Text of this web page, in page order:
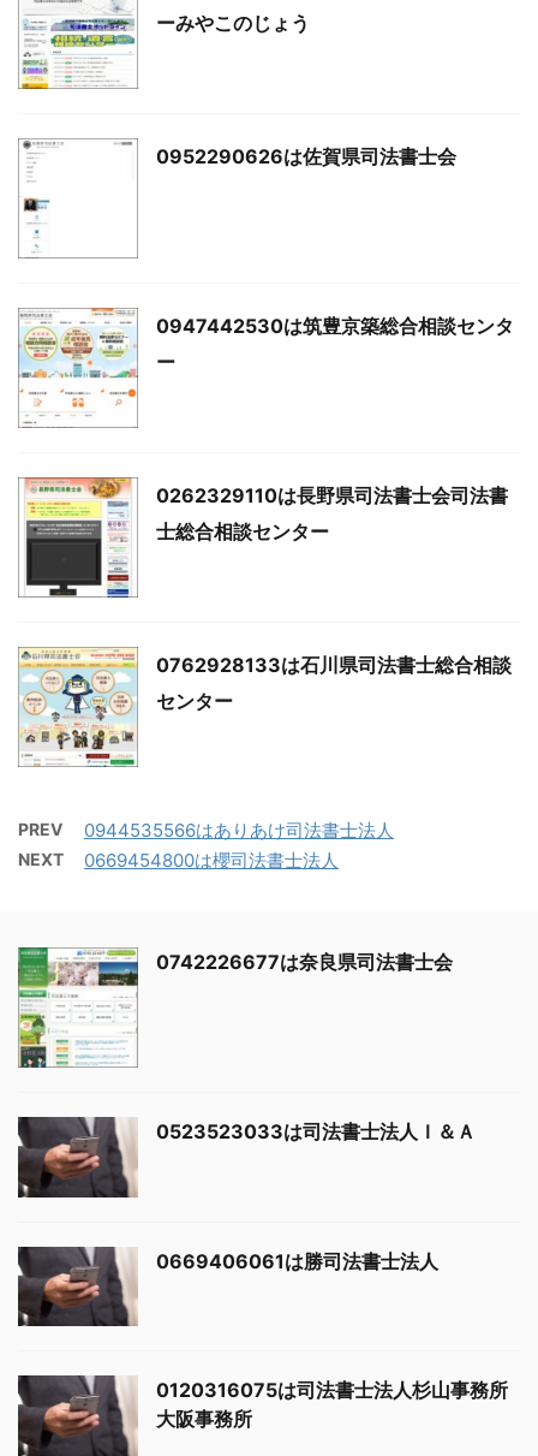
ーみやこのじょう
0952290626は佐賀県司法書士会
0947442530は筑豊京築総合相談センタ
ー
0262329110は長野県司法書士会司法書
士総合相談センター
0762928133は石川県司法書士総合相談
センター
PREV 0944535566はありあけ司法書士法人
NEXT 0669454800は櫻司法書士法人
0742226677は奈良県司法書士会
0523523033は司法書士法人Ｉ＆Ａ
0669406061は勝司法書士法人
0120316075は司法書士法人杉山事務所
大阪事務所